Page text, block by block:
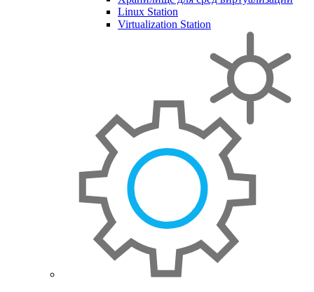
Linux Station
Virtualization Station